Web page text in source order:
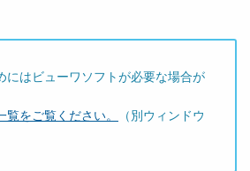
にはビューワソフトが必要な場合が
をご覧ください。
（別ウィンドウ